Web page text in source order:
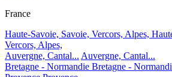
France
Haute-Savoie, Savoie, Vercors, Alpes,
Vercors, Alpes,
Auvergne, Cantal... Auvergne, Cantal...
Bretagne - Normandie Bretagne -